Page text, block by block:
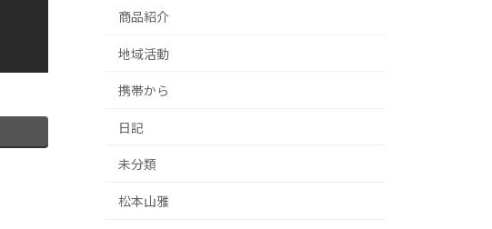
商品紹介
地域活動
携帯から
日記
未分類
松本山雅